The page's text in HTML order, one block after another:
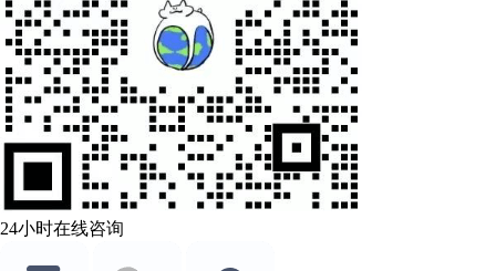
24小时在线咨询